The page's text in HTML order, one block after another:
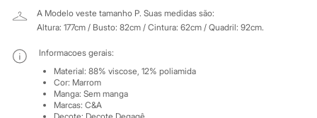
Clock House
Mindset
Yessica
Moda esportiva
Acessórios
Blusas
Calçados
A Modelo veste tamanho P. Suas medidas são:
Altura: 177cm / Busto: 82cm / Cintura: 62cm / Quadril: 92cm.
Informacoes gerais:
Material: 88% viscose, 12% poliamida
Cor: Marrom
Manga: Sem manga
Marcas: C&A